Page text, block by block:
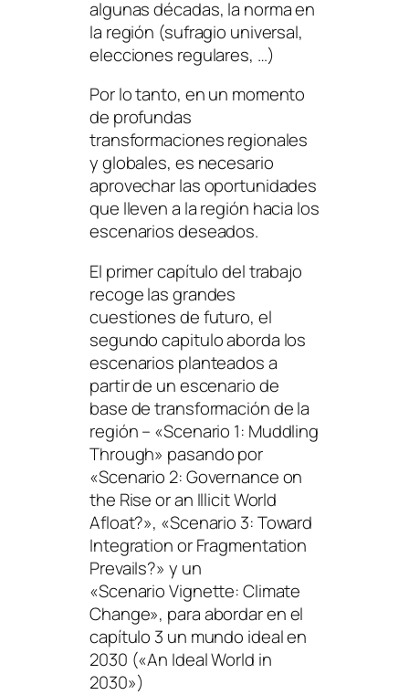
algunas décadas, la norma en
la región (sufragio universal,
elecciones regulares, …)
Por lo tanto, en un momento
de profundas
transformaciones regionales
y globales, es necesario
aprovechar las oportunidades
que lleven a la región hacia los
escenarios deseados.
El primer capítulo del trabajo
recoge las grandes
cuestiones de futuro, el
segundo capitulo aborda los
escenarios planteados a
partir de un escenario de
base de transformación de la
región – «Scenario 1: Muddling
Through» pasando por
«Scenario 2: Governance on
the Rise or an Illicit World
Afloat?», «Scenario 3: Toward
Integration or Fragmentation
Prevails?» y un
«Scenario Vignette: Climate
Change», para abordar en el
capítulo 3 un mundo ideal en
2030 («An Ideal World in
2030»)